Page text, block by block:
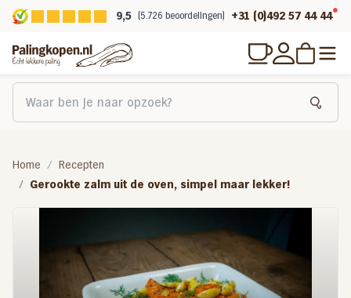
9,5 (5.726 beoordelingen) +31 (0)492 57 44 44
Home
Recepten
Gerookte zalm uit de oven, simpel maar lekker!